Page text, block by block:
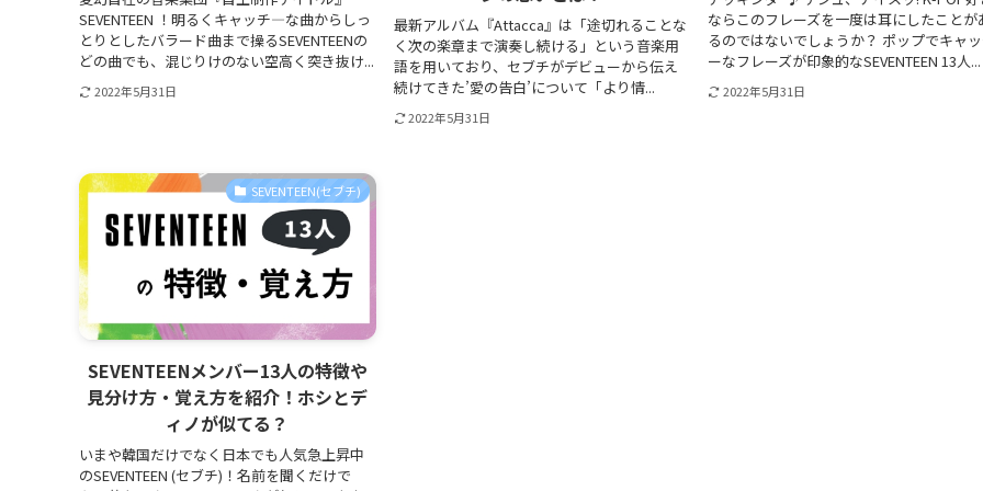
SEVENTEEN ！明るくキャッチ―な曲からしっ
とりとしたバラード曲まで操るSEVENTEENの
どの曲でも、混じりけのない空高く突き抜け...
2022年5月31日
最新アルバム『Attacca』は「途切れることな
く次の楽章まで演奏し続ける」という音楽用
語を用いており、セブチがデビューから伝え
続けてきた’愛の告白’について「より情...
2022年5月31日
ならこのフレーズを一度は耳にしたことが
るのではないでしょうか？ ポップでキャ
ーなフレーズが印象的なSEVENTEEN 13人...
2022年5月31日
SEVENTEEN(セブチ)
SEVENTEENメンバー13人の特徴や
見分け方・覚え方を紹介！ホシとデ
ィノが似てる？
いまや韓国だけでなく日本でも人気急上昇中
のSEVENTEEN (セブチ)！名前を聞くだけで